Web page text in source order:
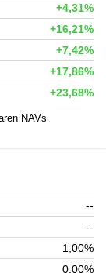
+4,31%
+16,21%
+7,42%
+17,86%
+23,68%
NAVs
--
--
1,00%
0,00%